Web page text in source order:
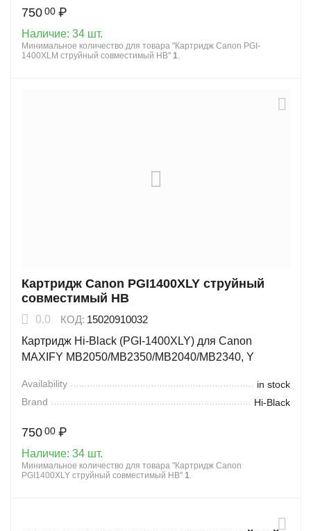
750 00 ₽
Наличие: 34 шт.
Минимальное количество для товара "Картридж Canon PGI-
1400XLM струйный совместимый HB" 1.
Картридж Canon PGI1400XLY струйный
совместимый HB
0.0 КОД: 15020910032
Картридж Hi-Black (PGI-1400XLY) для Canon
MAXIFY MB2050/MB2350/MB2040/MB2340, Y
Availability
in stock
Brand
Hi-Black
750 00 ₽
Наличие: 34 шт.
Минимальное количество для товара "Картридж Canon
PGI1400XLY струйный совместимый HB" 1.